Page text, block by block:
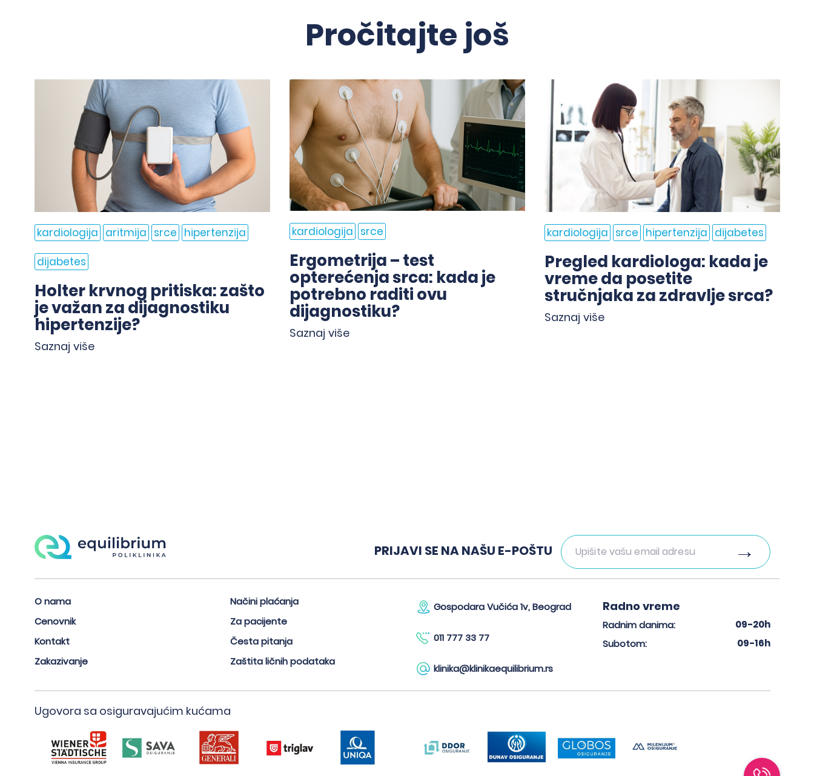
Pročitajte još
kardiologija aritmija srce hipertenzija
dijabetes
Holter krvnog pritiska: zašto
je važan za dijagnostiku
hipertenzije?
Saznaj više
kardiologija srce
Ergometrija – test
opterećenja srca: kada je
potrebno raditi ovu
dijagnostiku?
Saznaj više
kardiologija srce hipertenzija dijabetes
Pregled kardiologa: kada je
vreme da posetite
stručnjaka za zdravlje srca?
Saznaj više
PRIJAVI SE NA NAŠU E-POŠTU
O nama
Cenovnik
Kontakt
Zakazivanje
Načini plaćanja
Za pacijente
Česta pitanja
Zaštita ličnih podataka
Gospodara Vučića 1v, Beograd
011 777 33 77
klinika@klinikaequilibrium.rs
Radno vreme
Radnim danima:
09-20h
Subotom:
09-16h
Ugovora sa osiguravajućim kućama